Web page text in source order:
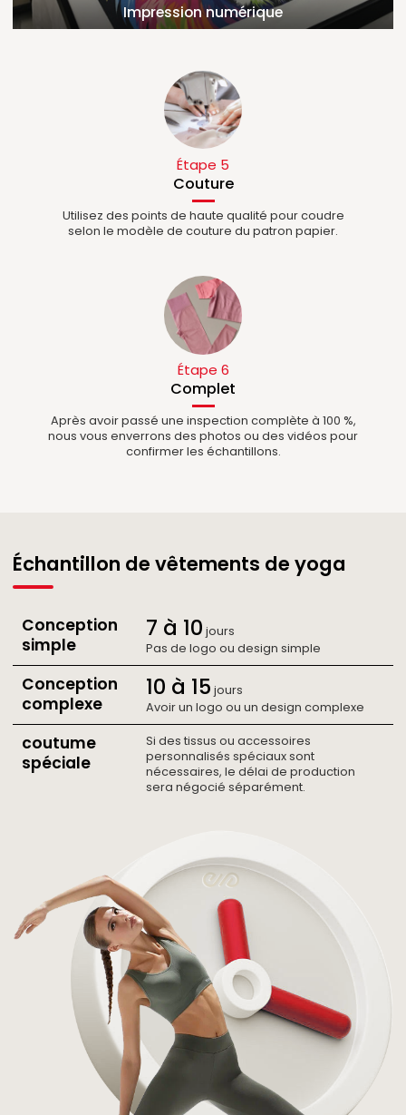
Impression numérique
Étape 5
Couture
Utilisez des points de haute qualité pour coudre
selon le modèle de couture du patron papier.
Étape 6
Complet
Après avoir passé une inspection complète à 100 %,
nous vous enverrons des photos ou des vidéos pour
confirmer les échantillons.
Échantillon de vêtements de yoga
Conception
simple
7 à 10 jours
Pas de logo ou design simple
Conception
complexe
10 à 15 jours
Avoir un logo ou un design complexe
coutume
spéciale
Si des tissus ou accessoires
personnalisés spéciaux sont
nécessaires, le délai de production
sera négocié séparément.